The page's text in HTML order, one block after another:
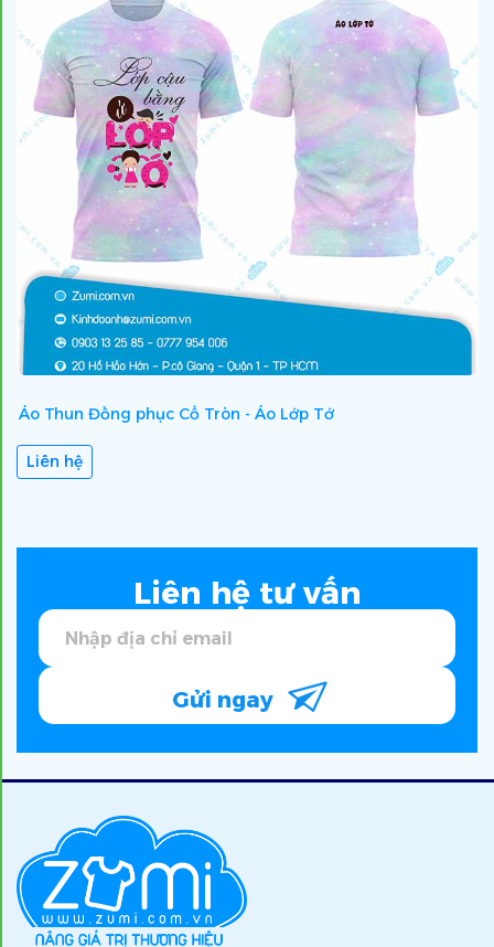
Áo Thun Đồng phục Cổ Tròn - Áo Lớp Tớ
Liên hệ
Liên hệ tư vấn
Gửi ngay